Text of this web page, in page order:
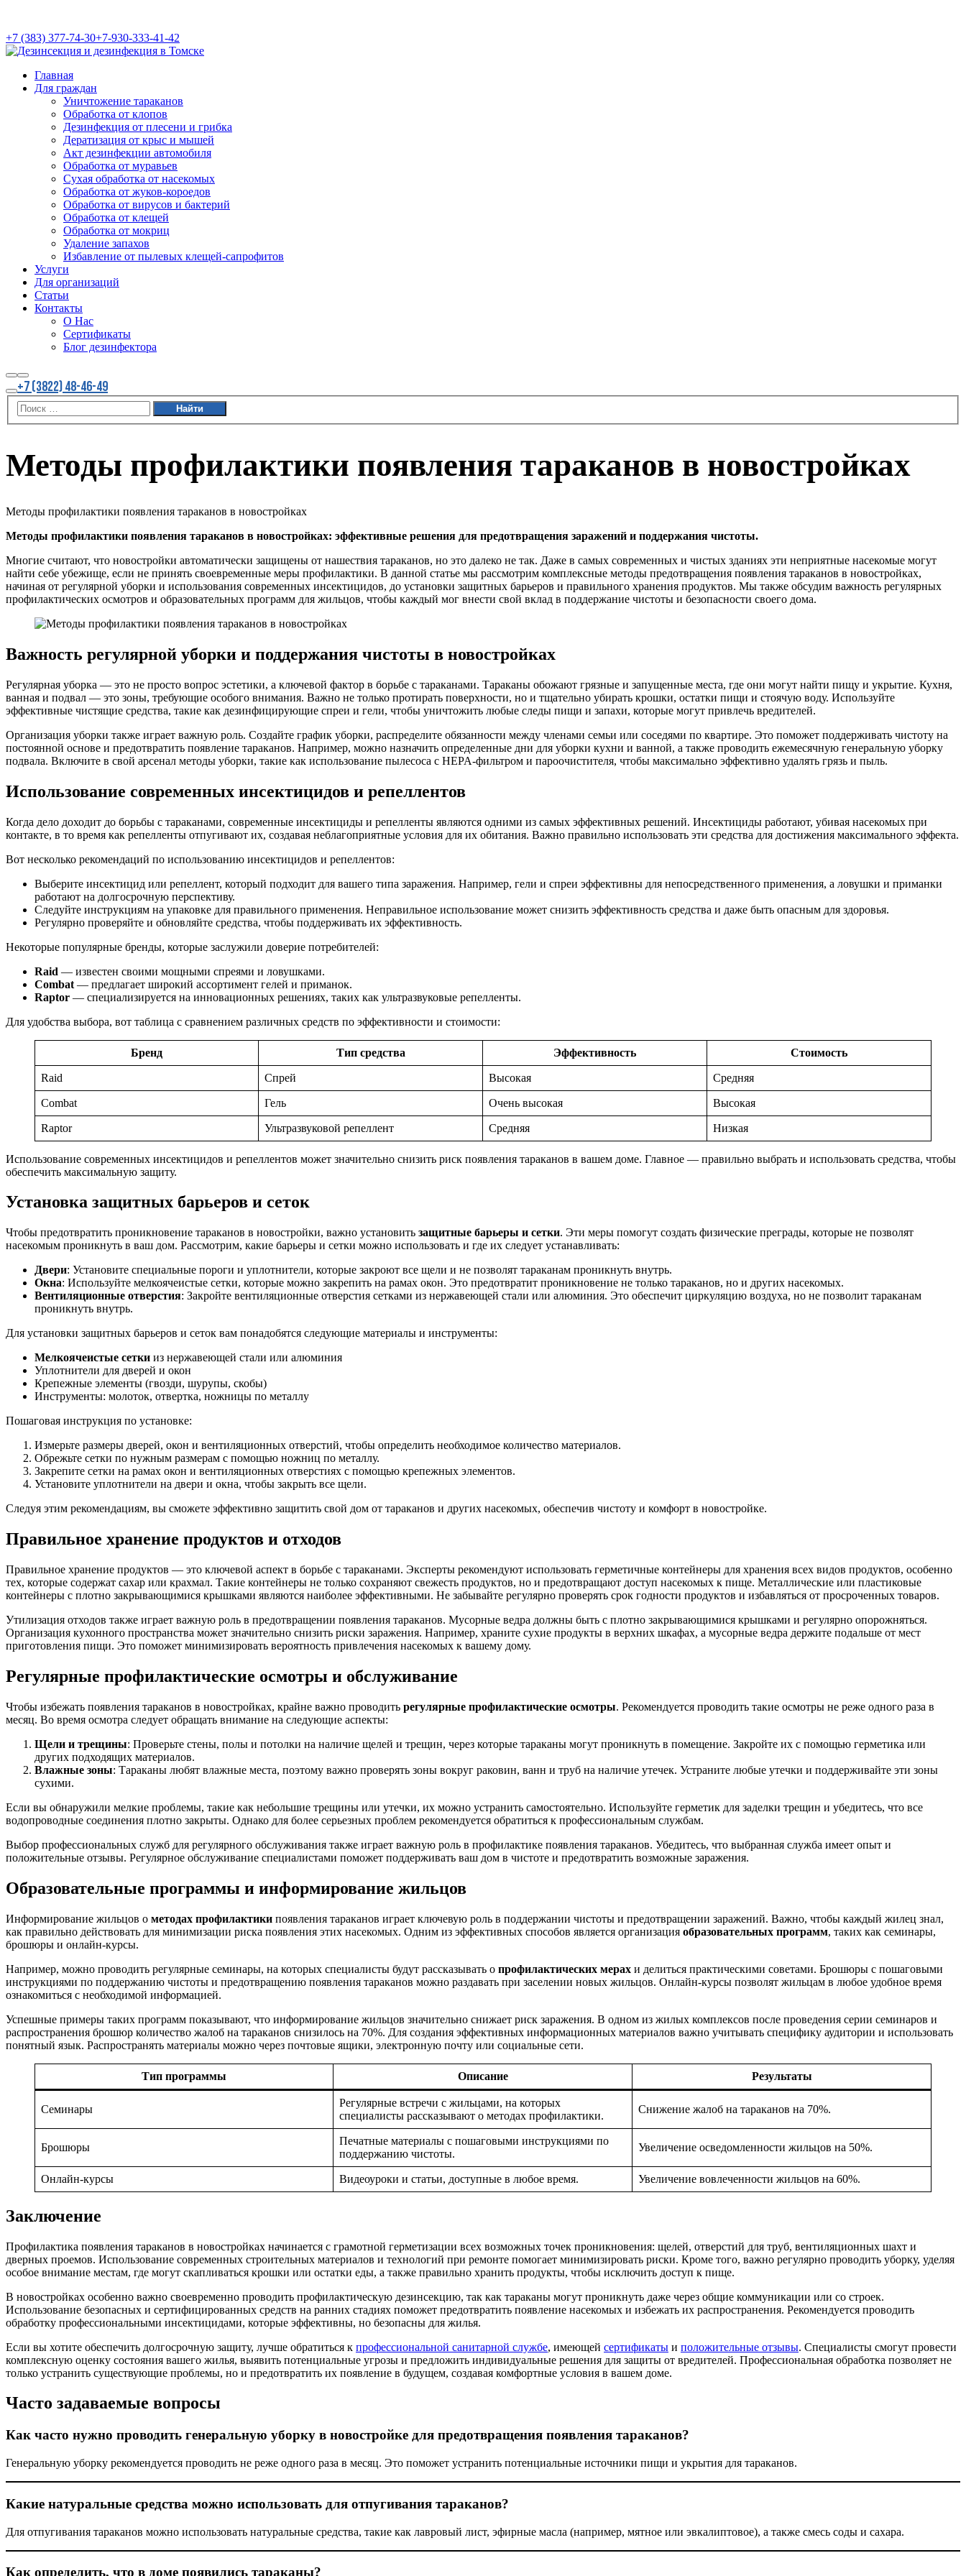
+7 (383) 377-74-30+7-930-333-41-42
Главная
Для граждан
Уничтожение тараканов
Обработка от клопов
Дезинфекция от плесени и грибка
Дератизация от крыс и мышей
Акт дезинфекции автомобиля
Обработка от муравьев
Cухая обработка от насекомых
Обработка от жуков-короедов
Обработка от вирусов и бактерий
Обработка от клещей
Обработка от мокриц
Удаление запахов
Избавление от пылевых клещей-сапрофитов
Услуги
Для организаций
Статьи
Контакты
О Нас
Сертификаты
Блог дезинфектора
НайтиБольше
информации
Главное
меню
+7 (3822) 48-46-49
Методы профилактики появления тараканов в новостройках
Методы профилактики появления тараканов в новостройках
Методы профилактики появления тараканов в новостройках: эффективные решения для предотвращения заражений и поддержания чистоты.
Многие считают, что новостройки автоматически защищены от нашествия тараканов, но это далеко не так. Даже в самых современных и чистых зданиях эти неприятные насекомые могут
найти себе убежище, если не принять своевременные меры профилактики. В данной статье мы рассмотрим комплексные методы предотвращения появления тараканов в новостройках,
начиная от регулярной уборки и использования современных инсектицидов, до установки защитных барьеров и правильного хранения продуктов. Мы также обсудим важность регулярных
профилактических осмотров и образовательных программ для жильцов, чтобы каждый мог внести свой вклад в поддержание чистоты и безопасности своего дома.
Важность регулярной уборки и поддержания чистоты в новостройках
Регулярная уборка — это не просто вопрос эстетики, а ключевой фактор в борьбе с тараканами. Тараканы обожают грязные и запущенные места, где они могут найти пищу и укрытие. Кухня,
ванная и подвал — это зоны, требующие особого внимания. Важно не только протирать поверхности, но и тщательно убирать крошки, остатки пищи и стоячую воду. Используйте
эффективные чистящие средства, такие как дезинфицирующие спреи и гели, чтобы уничтожить любые следы пищи и запахи, которые могут привлечь вредителей.
Организация уборки также играет важную роль. Создайте график уборки, распределите обязанности между членами семьи или соседями по квартире. Это поможет поддерживать чистоту на
постоянной основе и предотвратить появление тараканов. Например, можно назначить определенные дни для уборки кухни и ванной, а также проводить ежемесячную генеральную уборку
подвала. Включите в свой арсенал методы уборки, такие как использование пылесоса с HEPA-фильтром и пароочистителя, чтобы максимально эффективно удалять грязь и пыль.
Использование современных инсектицидов и репеллентов
Когда дело доходит до борьбы с тараканами, современные инсектициды и репелленты являются одними из самых эффективных решений. Инсектициды работают, убивая насекомых при
контакте, в то время как репелленты отпугивают их, создавая неблагоприятные условия для их обитания. Важно правильно использовать эти средства для достижения максимального эффекта.
Вот несколько рекомендаций по использованию инсектицидов и репеллентов:
Выберите инсектицид или репеллент, который подходит для вашего типа заражения. Например, гели и спреи эффективны для непосредственного применения, а ловушки и приманки
работают на долгосрочную перспективу.
Следуйте инструкциям на упаковке для правильного применения. Неправильное использование может снизить эффективность средства и даже быть опасным для здоровья.
Регулярно проверяйте и обновляйте средства, чтобы поддерживать их эффективность.
Некоторые популярные бренды, которые заслужили доверие потребителей:
Raid — известен своими мощными спреями и ловушками.
Combat — предлагает широкий ассортимент гелей и приманок.
Raptor — специализируется на инновационных решениях, таких как ультразвуковые репелленты.
Для удобства выбора, вот таблица с сравнением различных средств по эффективности и стоимости:
Бренд Тип средства Эффективность Стоимость
Raid Спрей Высокая Средняя
Combat Гель Очень высокая Высокая
Raptor Ультразвуковой репеллент Средняя Низкая
Использование современных инсектицидов и репеллентов может значительно снизить риск появления тараканов в вашем доме. Главное — правильно выбрать и использовать средства, чтобы
обеспечить максимальную защиту.
Установка защитных барьеров и сеток
Чтобы предотвратить проникновение тараканов в новостройки, важно установить защитные барьеры и сетки. Эти меры помогут создать физические преграды, которые не позволят
насекомым проникнуть в ваш дом. Рассмотрим, какие барьеры и сетки можно использовать и где их следует устанавливать:
Двери: Установите специальные пороги и уплотнители, которые закроют все щели и не позволят тараканам проникнуть внутрь.
Окна: Используйте мелкоячеистые сетки, которые можно закрепить на рамах окон. Это предотвратит проникновение не только тараканов, но и других насекомых.
Вентиляционные отверстия: Закройте вентиляционные отверстия сетками из нержавеющей стали или алюминия. Это обеспечит циркуляцию воздуха, но не позволит тараканам
проникнуть внутрь.
Для установки защитных барьеров и сеток вам понадобятся следующие материалы и инструменты:
Мелкоячеистые сетки из нержавеющей стали или алюминия
Уплотнители для дверей и окон
Крепежные элементы (гвозди, шурупы, скобы)
Инструменты: молоток, отвертка, ножницы по металлу
Пошаговая инструкция по установке:
Измерьте размеры дверей, окон и вентиляционных отверстий, чтобы определить необходимое количество материалов.
Обрежьте сетки по нужным размерам с помощью ножниц по металлу.
Закрепите сетки на рамах окон и вентиляционных отверстиях с помощью крепежных элементов.
Установите уплотнители на двери и окна, чтобы закрыть все щели.
Следуя этим рекомендациям, вы сможете эффективно защитить свой дом от тараканов и других насекомых, обеспечив чистоту и комфорт в новостройке.
Правильное хранение продуктов и отходов
Правильное хранение продуктов — это ключевой аспект в борьбе с тараканами. Эксперты рекомендуют использовать герметичные контейнеры для хранения всех видов продуктов, особенно
тех, которые содержат сахар или крахмал. Такие контейнеры не только сохраняют свежесть продуктов, но и предотвращают доступ насекомых к пище. Металлические или пластиковые
контейнеры с плотно закрывающимися крышками являются наиболее эффективными. Не забывайте регулярно проверять срок годности продуктов и избавляться от просроченных товаров.
Утилизация отходов также играет важную роль в предотвращении появления тараканов. Мусорные ведра должны быть с плотно закрывающимися крышками и регулярно опорожняться.
Организация кухонного пространства может значительно снизить риски заражения. Например, храните сухие продукты в верхних шкафах, а мусорные ведра держите подальше от мест
приготовления пищи. Это поможет минимизировать вероятность привлечения насекомых к вашему дому.
Регулярные профилактические осмотры и обслуживание
Чтобы избежать появления тараканов в новостройках, крайне важно проводить регулярные профилактические осмотры. Рекомендуется проводить такие осмотры не реже одного раза в
месяц. Во время осмотра следует обращать внимание на следующие аспекты:
Щели и трещины: Проверьте стены, полы и потолки на наличие щелей и трещин, через которые тараканы могут проникнуть в помещение. Закройте их с помощью герметика или
других подходящих материалов.
Влажные зоны: Тараканы любят влажные места, поэтому важно проверять зоны вокруг раковин, ванн и труб на наличие утечек. Устраните любые утечки и поддерживайте эти зоны
сухими.
Если вы обнаружили мелкие проблемы, такие как небольшие трещины или утечки, их можно устранить самостоятельно. Используйте герметик для заделки трещин и убедитесь, что все
водопроводные соединения плотно закрыты. Однако для более серьезных проблем рекомендуется обратиться к профессиональным службам.
Выбор профессиональных служб для регулярного обслуживания также играет важную роль в профилактике появления тараканов. Убедитесь, что выбранная служба имеет опыт и
положительные отзывы. Регулярное обслуживание специалистами поможет поддерживать ваш дом в чистоте и предотвратить возможные заражения.
Образовательные программы и информирование жильцов
Информирование жильцов о методах профилактики появления тараканов играет ключевую роль в поддержании чистоты и предотвращении заражений. Важно, чтобы каждый жилец знал,
как правильно действовать для минимизации риска появления этих насекомых. Одним из эффективных способов является организация образовательных программ, таких как семинары,
брошюры и онлайн-курсы.
Например, можно проводить регулярные семинары, на которых специалисты будут рассказывать о профилактических мерах и делиться практическими советами. Брошюры с пошаговыми
инструкциями по поддержанию чистоты и предотвращению появления тараканов можно раздавать при заселении новых жильцов. Онлайн-курсы позволят жильцам в любое удобное время
ознакомиться с необходимой информацией.
Успешные примеры таких программ показывают, что информирование жильцов значительно снижает риск заражения. В одном из жилых комплексов после проведения серии семинаров и
распространения брошюр количество жалоб на тараканов снизилось на 70%. Для создания эффективных информационных материалов важно учитывать специфику аудитории и использовать
понятный язык. Распространять материалы можно через почтовые ящики, электронную почту или социальные сети.
Тип программы Описание Результаты
Семинары
Регулярные встречи с жильцами, на которых
специалисты рассказывают о методах профилактики.
Снижение жалоб на тараканов на 70%.
Брошюры
Печатные материалы с пошаговыми инструкциями по
поддержанию чистоты.
Увеличение осведомленности жильцов на 50%.
Онлайн-курсы Видеоуроки и статьи, доступные в любое время. Увеличение вовлеченности жильцов на 60%.
Заключение
Профилактика появления тараканов в новостройках начинается с грамотной герметизации всех возможных точек проникновения: щелей, отверстий для труб, вентиляционных шахт и
дверных проемов. Использование современных строительных материалов и технологий при ремонте помогает минимизировать риски. Кроме того, важно регулярно проводить уборку, уделяя
особое внимание местам, где могут скапливаться крошки или остатки еды, а также правильно хранить продукты, чтобы исключить доступ к пище.
В новостройках особенно важно своевременно проводить профилактическую дезинсекцию, так как тараканы могут проникнуть даже через общие коммуникации или со строек.
Использование безопасных и сертифицированных средств на ранних стадиях поможет предотвратить появление насекомых и избежать их распространения. Рекомендуется проводить
обработку профессиональными инсектицидами, которые эффективны, но безопасны для жилья.
Если вы хотите обеспечить долгосрочную защиту, лучше обратиться к профессиональной санитарной службе, имеющей сертификаты и положительные отзывы. Специалисты смогут провести
комплексную оценку состояния вашего жилья, выявить потенциальные угрозы и предложить индивидуальные решения для защиты от вредителей. Профессиональная обработка позволяет не
только устранить существующие проблемы, но и предотвратить их появление в будущем, создавая комфортные условия в вашем доме.
Часто задаваемые вопросы
Как часто нужно проводить генеральную уборку в новостройке для предотвращения появления тараканов?
Генеральную уборку рекомендуется проводить не реже одного раза в месяц. Это поможет устранить потенциальные источники пищи и укрытия для тараканов.
Какие натуральные средства можно использовать для отпугивания тараканов?
Для отпугивания тараканов можно использовать натуральные средства, такие как лавровый лист, эфирные масла (например, мятное или эвкалиптовое), а также смесь соды и сахара.
Как определить, что в доме появились тараканы?